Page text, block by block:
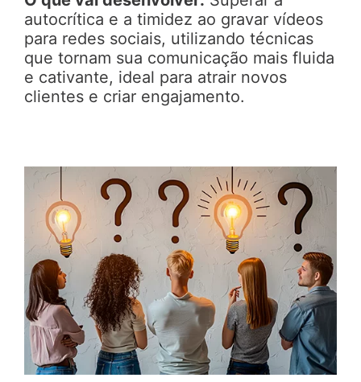
autocrítica e a timidez ao gravar vídeos
para redes sociais, utilizando técnicas
que tornam sua comunicação mais fluida
e cativante, ideal para atrair novos
clientes e criar engajamento.